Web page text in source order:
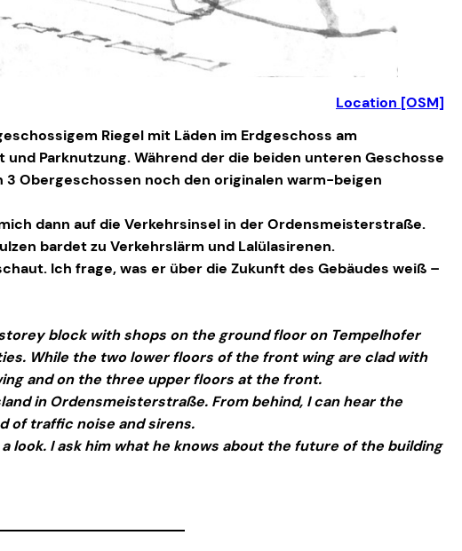
Location [OSM]
Riegel mit Läden im Erdgeschoss am
Parknutzung. Während der die beiden unteren Geschosse
Obergeschossen noch den originalen warm-beigen
dann auf die Verkehrsinsel in der Ordensmeisterstraße.
bardet zu Verkehrslärm und Lalülasirenen.
Ich frage, was er über die Zukunft des Gebäudes weiß –
block with shops on the ground floor on Tempelhofer
While the two lower floors of the front wing are clad with
and on the three upper floors at the front.
in Ordensmeisterstraße. From behind, I can hear the
of traffic noise and sirens.
look. I ask him what he knows about the future of the building